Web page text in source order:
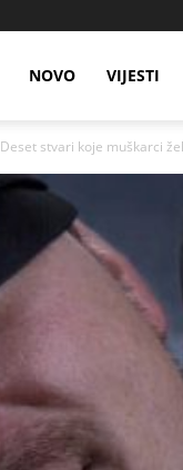
NOVO VIJESTI
Deset stvari koje muškarci